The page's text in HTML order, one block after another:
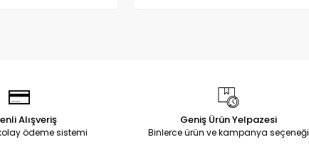
Alışveriş
ödeme sistemi
Geniş Ürün Yelpazesi
Binlerce ürün ve kampanya seçeneği